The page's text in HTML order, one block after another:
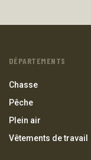
DÉPARTEMENTS
Chasse
Pêche
Plein air
Vêtements de travail